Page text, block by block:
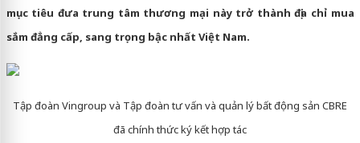
mục tiêu đưa trung tâm thương mại này trở thành địa chỉ mua
sắm đẳng cấp, sang trọng bậc nhất Việt Nam.
Tập đoàn Vingroup và Tập đoàn tư vấn và quản lý bất động sản CBRE
đã chính thức ký kết hợp tác